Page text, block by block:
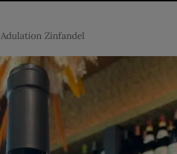
Adulation Zinfandel